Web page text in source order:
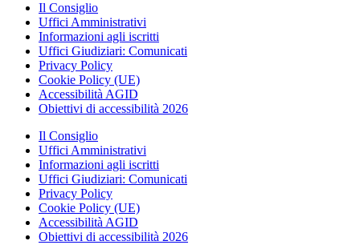
Il Consiglio
Uffici Amministrativi
Informazioni agli iscritti
Uffici Giudiziari: Comunicati
Privacy Policy
Cookie Policy (UE)
Accessibilità AGID
Obiettivi di accessibilità 2026
Il Consiglio
Uffici Amministrativi
Informazioni agli iscritti
Uffici Giudiziari: Comunicati
Privacy Policy
Cookie Policy (UE)
Accessibilità AGID
Obiettivi di accessibilità 2026